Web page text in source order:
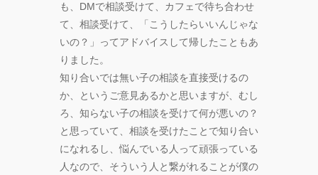
も、DMで相談受けて、カフェで待ち合わせ
て、相談受けて、「こうしたらいいんじゃな
いの？」ってアドバイスして帰したこともあ
りました。
知り合いでは無い子の相談を直接受けるの
か、というご意見あるかと思いますが、むし
ろ、知らない子の相談を受けて何が悪いの？
と思っていて、相談を受けたことで知り合い
になれるし、悩んでいる人って頑張っている
人なので、そういう人と繋がれることが僕の